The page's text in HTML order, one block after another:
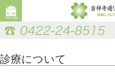
診療について